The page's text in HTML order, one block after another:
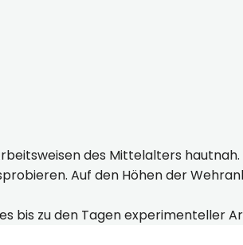
des Mittelalters hautnah.
Auf den Höhen der
bis zu den Tagen experimenteller